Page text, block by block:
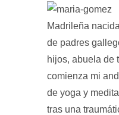
Madrileña
de padres
hijos, abuela de
comienza mi
de yoga y
tras una